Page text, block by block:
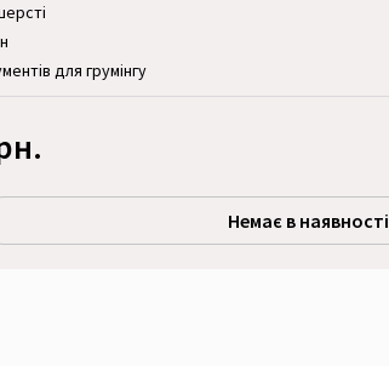
для грумінгу
Немає в наявності